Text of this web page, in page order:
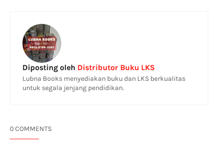
Diposting oleh Distributor Buku LKS
Lubna Books menyediakan buku dan LKS berkualitas
untuk segala jenjang pendidikan.
0 COMMENTS